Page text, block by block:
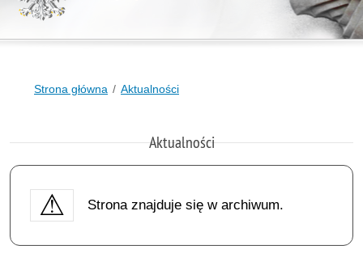
Strona główna Aktualności
Aktualności
Strona znajduje się w archiwum.